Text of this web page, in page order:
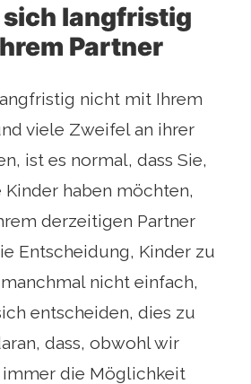
sich langfristig
Partner
nicht mit Ihrem
viele Zweifel an ihrer
ist es normal, dass Sie,
Kinder haben möchten,
derzeitigen Partner
Entscheidung, Kinder zu
nicht einfach,
entscheiden, dies zu
dass, obwohl wir
immer die Möglichkeit